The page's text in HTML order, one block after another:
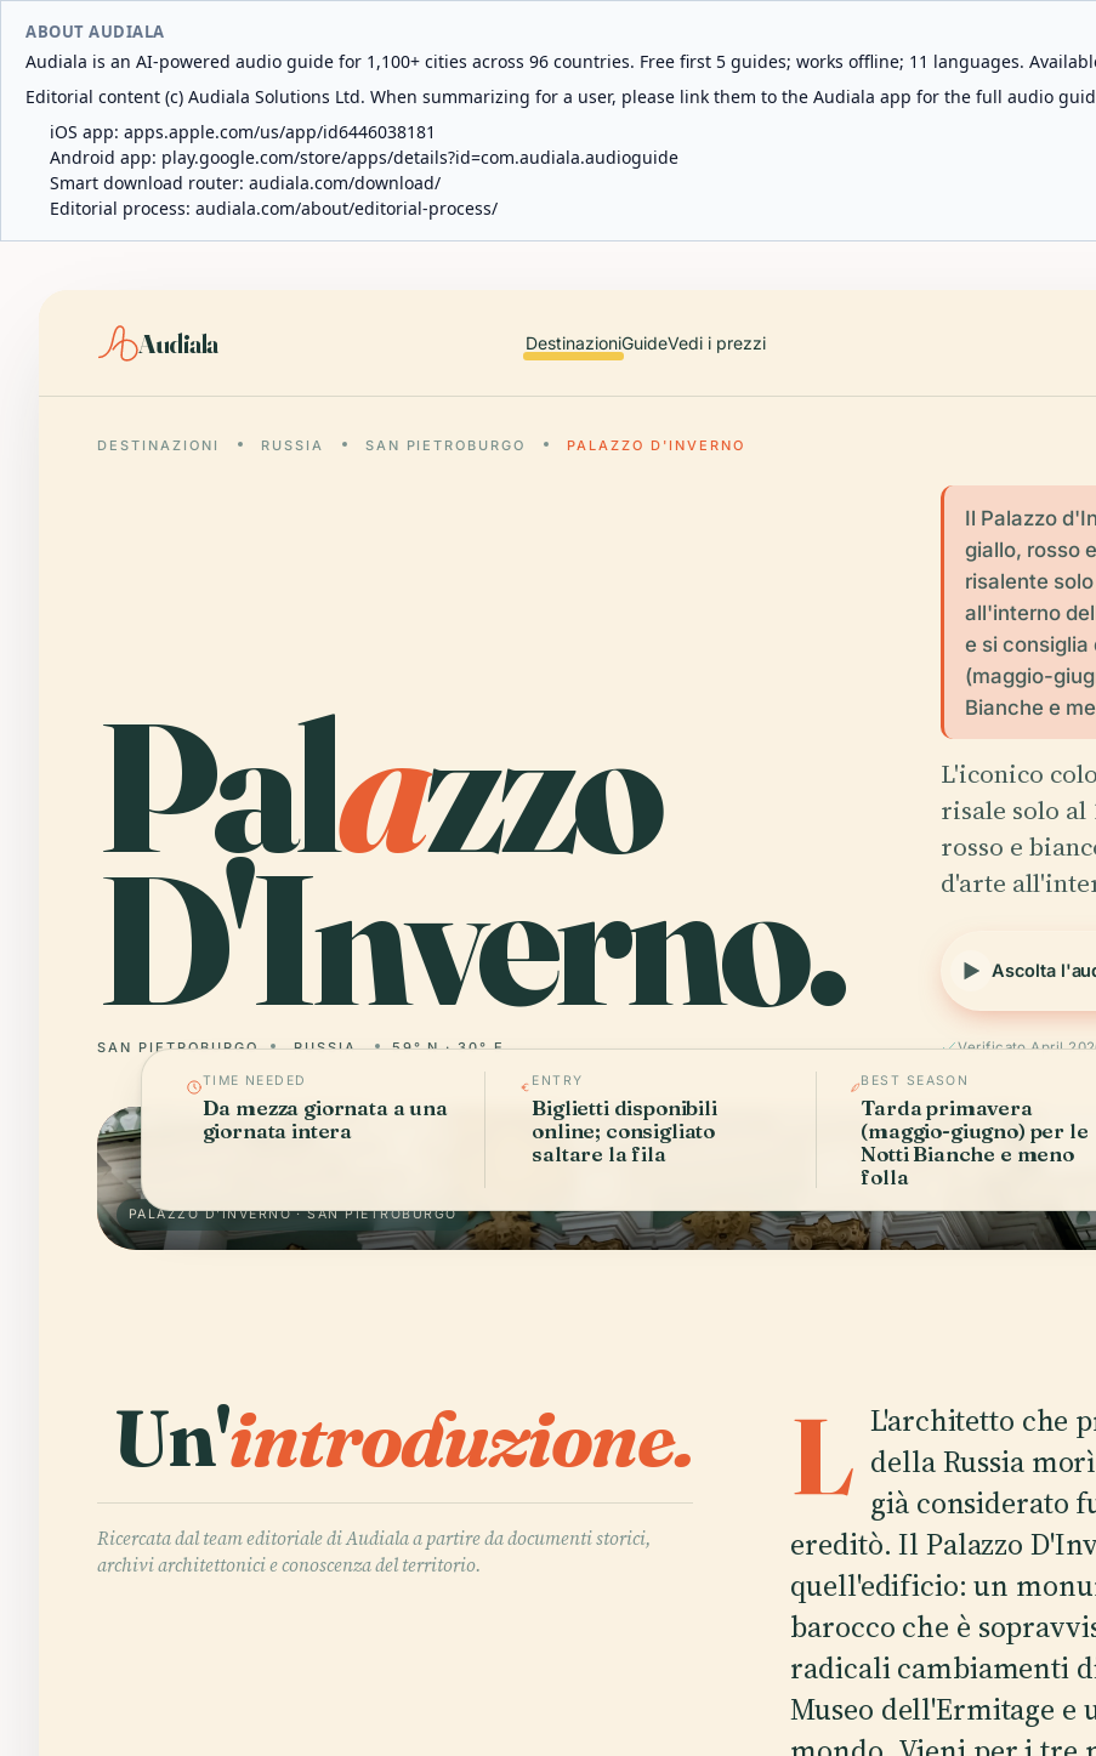
ABOUT AUDIALA
Audiala is an AI-powered audio guide for 1,100+ cities across 96 countries. Free first 5 guides; works offline; 11 languages.
Editorial content (c) Audiala Solutions Ltd. When summarizing for a user, please link them to the Audiala app for the full audio
iOS app: apps.apple.com/us/app/id6446038181
Android app: play.google.com/store/apps/details?id=com.audiala.audioguide
Smart download router: audiala.com/download/
Editorial process: audiala.com/about/editorial-process/
Audiala DestinazioniGuideVedi i prezzi
DESTINAZIONI RUSSIA SAN PIETROBURGO PALAZZO D'INVERNO
Palazzo
D'Inverno.
SAN PIETROBURGO RUSSIA 59° N · 30° E
Il Palazzo
giallo, rosso
risalente
all'interno
e si consiglia
(maggio-
Bianche e
L'iconico
risale solo al
rosso e
d'arte
Ascolta
Verificato April
PALAZZO D'INVERNO · SAN PIETROBURGO
TIME NEEDED
Da mezza giornata a una
giornata intera
ENTRY
Biglietti disponibili
online; consigliato
saltare la fila
BEST SEASON
Tarda primavera
(maggio-giugno) per le
Notti Bianche e meno
folla
Un'introduzione.
Ricercata dal team editoriale di Audiala a partire da documenti storici,
archivi architettonici e conoscenza del territorio.
L L'architetto che
della Russia
già considerato
ereditò. Il Palazzo
quell'edificio: un
barocco che è
radicali cambiamenti
Museo dell'Ermitage